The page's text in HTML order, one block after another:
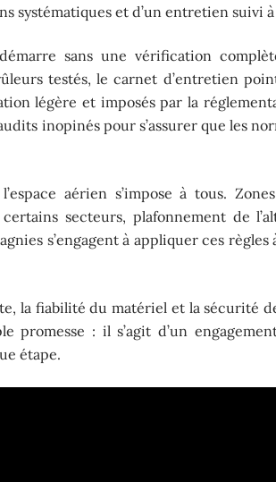
systématiques et d’un entretien suivi
sans une vérification
testés, le carnet d’entretien
légère et imposés par la
inopinés pour s’assurer que les
aérien s’impose à tous.
secteurs, plafonnement de
s’engagent à appliquer ces
la fiabilité du matériel et la sécurité
promesse : il s’agit d’un
étape.